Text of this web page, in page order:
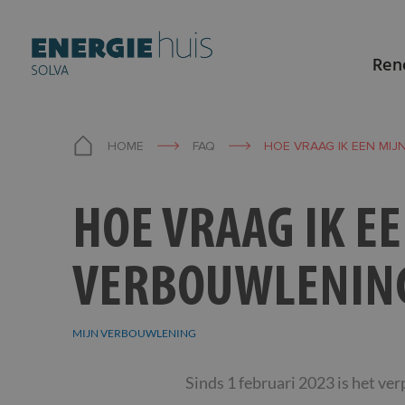
HOME FAQ HOE VRAAG IK EEN
HOE VRAAG IK
MIJN VERBOUWLENING
Sinds 1 februari 2023 is het